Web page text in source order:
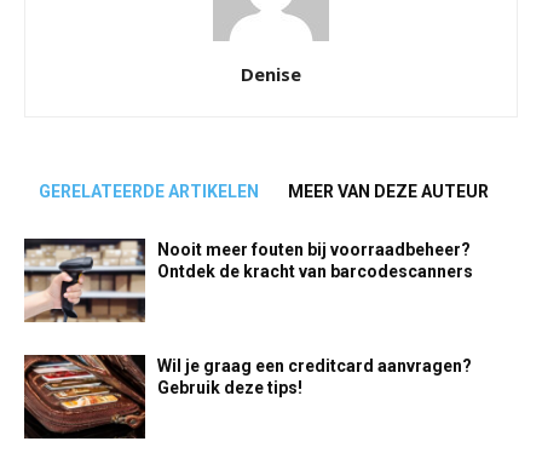
Denise
GERELATEERDE ARTIKELEN MEER VAN DEZE AUTEUR
Nooit meer fouten bij voorraadbeheer?
Ontdek de kracht van barcodescanners
Wil je graag een creditcard aanvragen?
Gebruik deze tips!